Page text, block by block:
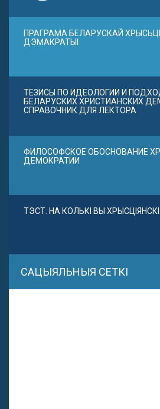
ПРАГРАМА БЕЛАРУСКАЙ
ДЭМАКРАТЫІ
ТЕЗИСЫ ПО ИДЕОЛОГИИ И
БЕЛАРУСКИХ ХРИСТИАНСКИХ
СПРАВОЧНИК ДЛЯ ЛЕКТОРА
ФИЛОСОФСКОЕ ОБОСНОВАНИЕ
ДЕМОКРАТИИ
ТЭСТ. НА КОЛЬКІ ВЫ
САЦЫЯЛЬНЫЯ СЕТКІ